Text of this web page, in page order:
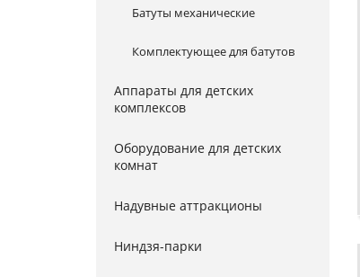
Батуты механические
Комплектующее для батутов
Аппараты для детских
комплексов
Оборудование для детских
комнат
Надувные аттракционы
Ниндзя-парки